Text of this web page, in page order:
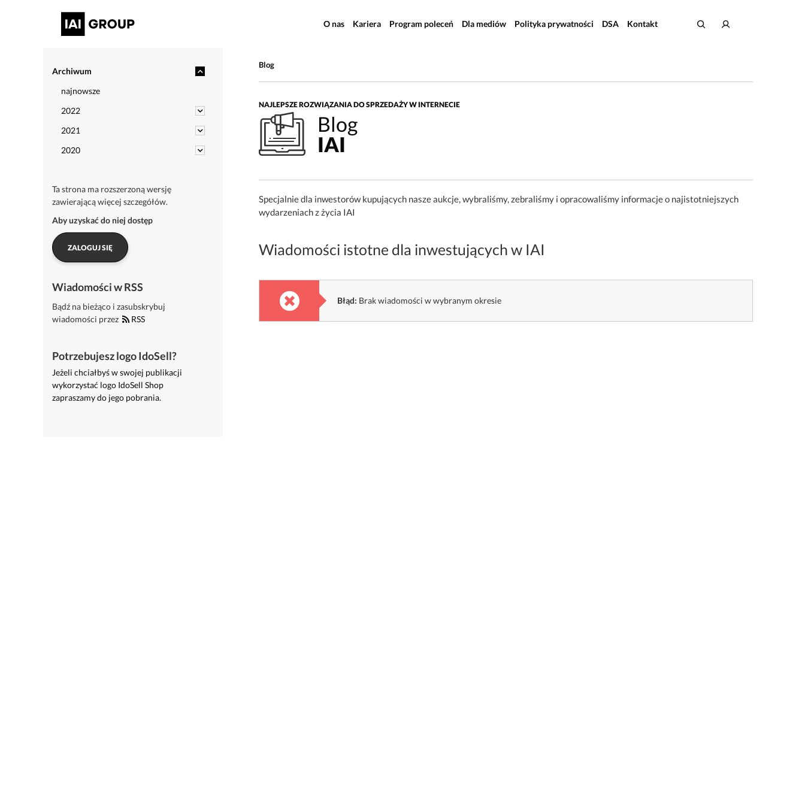
O nas Kariera Program poleceń Dla mediów Polityka prywatności DSA Kontakt
Archiwum
najnowsze
2022
2021
2020
Ta strona ma rozszerzoną wersję
zawierającą więcej szczegółów.
Aby uzyskać do niej dostęp
ZALOGUJ SIĘ
Wiadomości w RSS
Bądź na bieżąco i zasubskrybuj
wiadomości przez
RSS
Potrzebujesz logo IdoSell?
Jeżeli chciałbyś w swojej publikacji
wykorzystać logo IdoSell Shop
zapraszamy do jego pobrania.
Blog
NAJLEPSZE ROZWIĄZANIA DO SPRZEDAŻY W INTERNECIE
Blog
IAI
Specjalnie dla inwestorów kupujących nasze aukcje, wybraliśmy, zebraliśmy i opracowaliśmy informacje o najistotniejszych
wydarzeniach z życia IAI
Wiadomości istotne dla inwestujących w IAI
Błąd: Brak wiadomości w wybranym okresie